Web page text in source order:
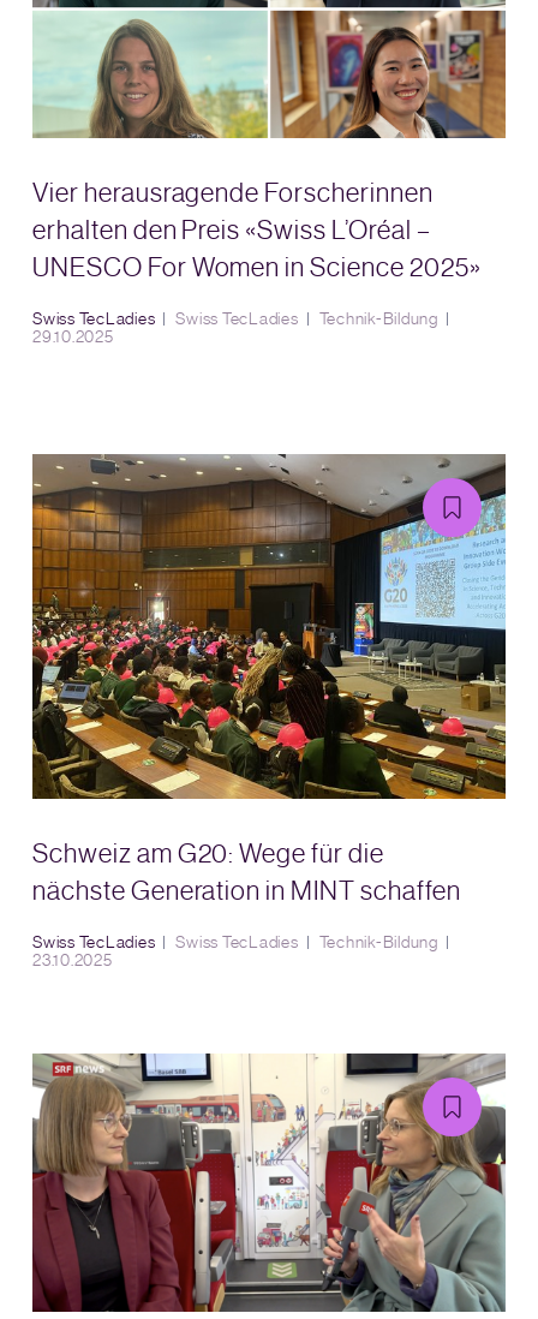
Vier herausragende Forscherinnen
erhalten den Preis «Swiss L’Oréal –
UNESCO For Women in Science 2025»
Swiss TecLadies Swiss TecLadies
Technik-Bildung
29.10.2025
Schweiz am G20: Wege für die
nächste Generation in MINT schaffen
Swiss TecLadies Swiss TecLadies
Technik-Bildung
23.10.2025